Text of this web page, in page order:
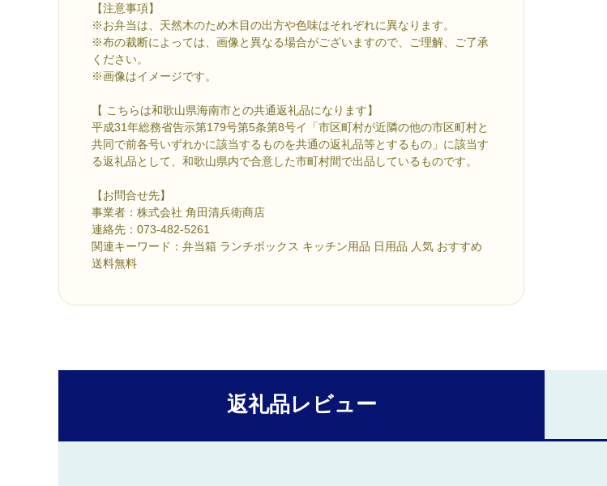
【注意事項】
※お弁当は、天然木のため木目の出方や色味はそれぞれに異なります。
※布の裁断によっては、画像と異なる場合がございますので、ご理解、ご了承
ください。
※画像はイメージです。
【 こちらは和歌山県海南市との共通返礼品になります】
平成31年総務省告示第179号第5条第8号イ「市区町村が近隣の他の市区町村と
共同で前各号いずれかに該当するものを共通の返礼品等とするもの」に該当す
る返礼品として、和歌山県内で合意した市町村間で出品しているものです。
【お問合せ先】
事業者：株式会社 角田清兵衛商店
連絡先：073-482-5261
関連キーワード：弁当箱 ランチボックス キッチン用品 日用品 人気 おすすめ
送料無料
返礼品レビュー